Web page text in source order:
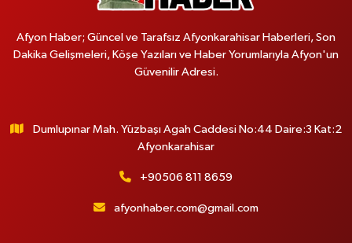
Afyon Haber; Güncel ve Tarafsız Afyonkarahisar Haberleri, Son
Dakika Gelişmeleri, Köşe Yazıları ve Haber Yorumlarıyla Afyon'un
Güvenilir Adresi.
Dumlupınar Mah. Yüzbaşı Agah Caddesi No:44 Daire:3 Kat:2
Afyonkarahisar
+90506 811 8659
afyonhaber.com@gmail.com